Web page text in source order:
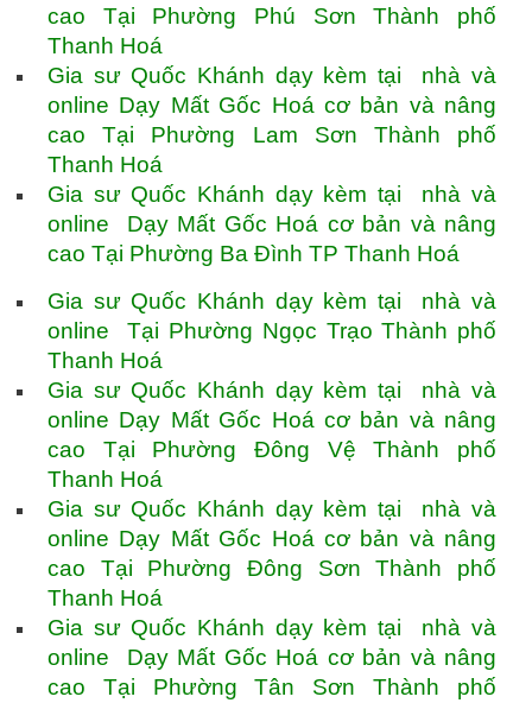
cao Tại Phường Phú Sơn Thành phố
Thanh Hoá
Gia sư Quốc Khánh dạy kèm tại nhà và
online Dạy Mất Gốc Hoá cơ bản và nâng
cao Tại Phường Lam Sơn Thành phố
Thanh Hoá
Gia sư Quốc Khánh dạy kèm tại nhà và
online Dạy Mất Gốc Hoá cơ bản và nâng
cao Tại Phường Ba Đình TP Thanh Hoá
Gia sư Quốc Khánh dạy kèm tại nhà và
online Tại Phường Ngọc Trạo Thành phố
Thanh Hoá
Gia sư Quốc Khánh dạy kèm tại nhà và
online Dạy Mất Gốc Hoá cơ bản và nâng
cao Tại Phường Đông Vệ Thành phố
Thanh Hoá
Gia sư Quốc Khánh dạy kèm tại nhà và
online Dạy Mất Gốc Hoá cơ bản và nâng
cao Tại Phường Đông Sơn Thành phố
Thanh Hoá
Gia sư Quốc Khánh dạy kèm tại nhà và
online Dạy Mất Gốc Hoá cơ bản và nâng
cao Tại Phường Tân Sơn Thành phố